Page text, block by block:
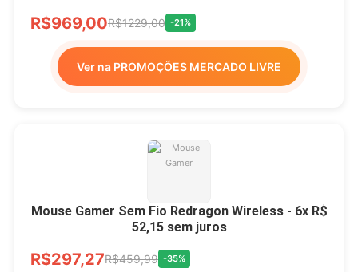
R$969,00R$1229,00 -21%
Ver na PROMOÇÕES MERCADO LIVRE
Mouse Gamer Sem Fio Redragon Wireless - 6x R$
52,15 sem juros
R$297,27R$459,99 -35%